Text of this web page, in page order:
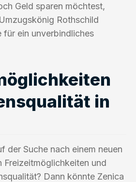
Geld sparen möchtest,
Rothschild
für ein unverbindliches
in
der Suche nach einem neuen
Freizeitmöglichkeiten und
Dann könnte Zenica